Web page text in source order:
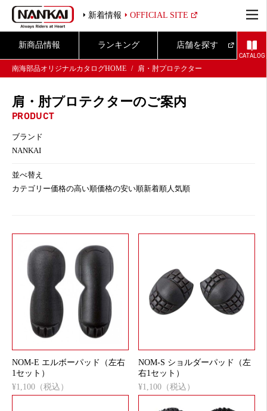
新着情報 OFFICIAL SITE
新商品情報 ランキング 店舗を探す
CATALOG
南海部品オリジナルカタログHOME
肩・肘プロテクター
肩・肘プロテクターのご案内
PRODUCT
ブランド
NANKAI
並べ替え
カテゴリー価格の高い順価格の安い順新着順人気順
NOM-E エルボーパッド（左右
1セット）
¥1,100（税込）
NOM-S ショルダーパッド（左
右1セット）
¥1,100（税込）